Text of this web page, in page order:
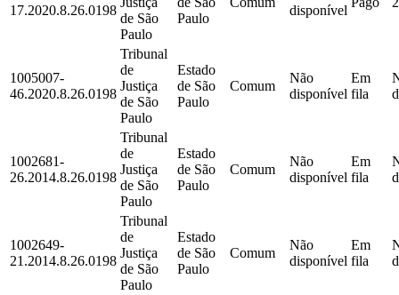
17.2020.8.26.0198
de São
Paulo
Paulo
disponível
1005007-
46.2020.8.26.0198
Tribunal
de
Justiça
de São
Paulo
Estado
de São
Paulo
Comum
Não
disponível
Em
fila
1002681-
26.2014.8.26.0198
Tribunal
de
Justiça
de São
Paulo
Estado
de São
Paulo
Comum
Não
disponível
Em
fila
1002649-
21.2014.8.26.0198
Tribunal
de
Justiça
de São
Paulo
Estado
de São
Paulo
Comum
Não
disponível
Em
fila